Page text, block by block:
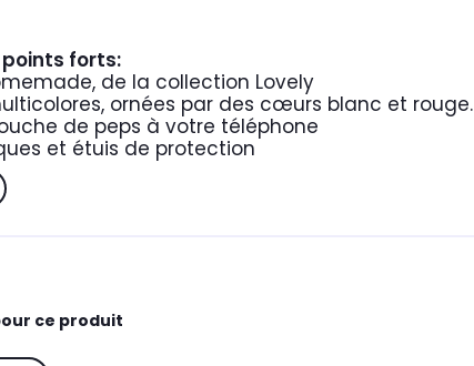
forts:
de la collection Lovely
ornées par des cœurs blanc et rouge.
de peps à votre téléphone
et étuis de protection
ce produit